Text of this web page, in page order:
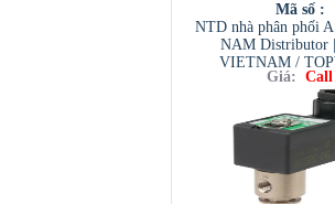
Mã số :
NTD nhà phân phối
NAM Distributor
VIETNAM /
VIETNAM /
/ TESCOM
Giá: Call